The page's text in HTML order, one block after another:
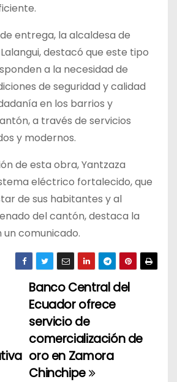
entrega, la alcaldesa de
destacó que este tipo
a la necesidad de
de seguridad y calidad
en los barrios y
a través de servicios
y modernos.
de esta obra, Yantzaza
eléctrico fortalecido, que
de sus habitantes y al
del cantón, destaca la
un comunicado.
Banco Central del
Ecuador ofrece
servicio de
comercialización de
oro en Zamora
Chinchipe